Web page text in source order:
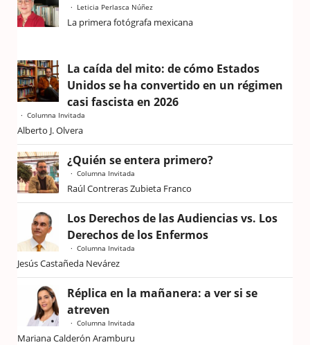
Leticia Perlasca Núñez
La primera fotógrafa mexicana
La caída del mito: de cómo Estados
Unidos se ha convertido en un régimen
casi fascista en 2026
Columna Invitada
Alberto J. Olvera
¿Quién se entera primero?
Columna Invitada
Raúl Contreras Zubieta Franco
Los Derechos de las Audiencias vs. Los
Derechos de los Enfermos
Columna Invitada
Jesús Castañeda Nevárez
Réplica en la mañanera: a ver si se
atreven
Columna Invitada
Mariana Calderón Aramburu